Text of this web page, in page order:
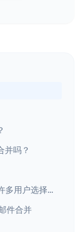
吗？
Outlook 邮件合并的局限性（以及为什么许多用户选择切换）
件合并